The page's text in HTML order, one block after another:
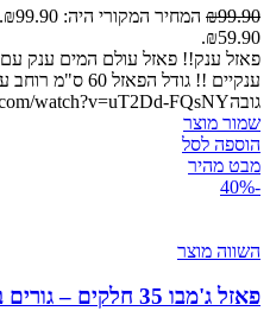
₪99.90 המחיר המקורי היה: ₪99.90.
₪59.90.
גובהhttps://www.youtube.com/watch?v=uT2Dd-FQsNY
שמור מוצר
הוספה לסל
מבט מהיר
-40%
השווה מוצר
פאזל ג'מבו 35 חלקים – גורים בכל הצבעים